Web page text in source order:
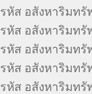
รหัส อสังหาริมทรั
รหัส อสังหาริมทรั
รหัส อสังหาริมทรั
รหัส อสังหาริมทรั
รหัส อสังหาริมทรั